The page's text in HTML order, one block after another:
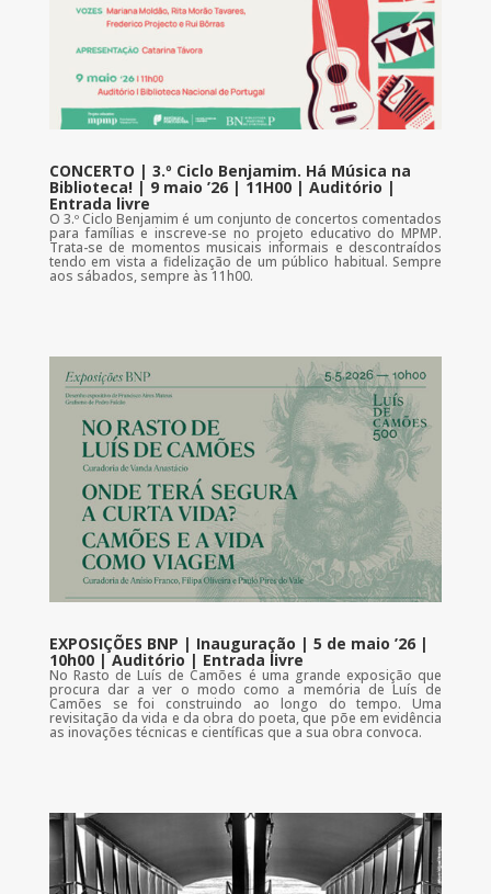
CONCERTO | 3.º Ciclo Benjamim. Há Música na
Biblioteca! | 9 maio ’26 | 11H00 | Auditório |
Entrada livre
O 3.º Ciclo Benjamim é um conjunto de concertos comentados
para famílias e inscreve-se no projeto educativo do MPMP.
Trata-se de momentos musicais informais e descontraídos
tendo em vista a fidelização de um público habitual. Sempre
aos sábados, sempre às 11h00.
EXPOSIÇÕES BNP | Inauguração | 5 de maio ’26 |
10h00 | Auditório | Entrada livre
No Rasto de Luís de Camões é uma grande exposição que
procura dar a ver o modo como a memória de Luís de
Camões se foi construindo ao longo do tempo. Uma
revisitação da vida e da obra do poeta, que põe em evidência
as inovações técnicas e científicas que a sua obra convoca.